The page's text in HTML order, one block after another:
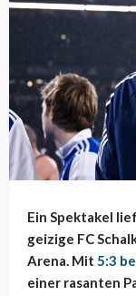
Ein Spektakel
geizige FC
Arena. Mit 5:3
einer rasanten